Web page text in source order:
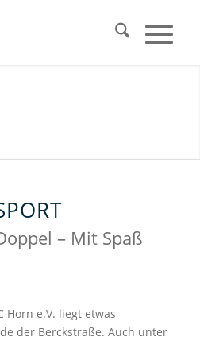
– Mit Spaß
Horn e.V. liegt etwas
der Berckstraße. Auch unter